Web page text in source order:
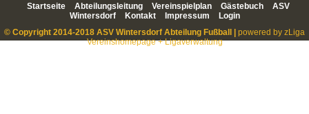
Startseite Abteilungsleitung Vereinspielplan Gästebuch
ASV
Wintersdorf
Kontakt Impressum
Login
© Copyright 2014-2018 ASV Wintersdorf Abteilung Fußball | powered by zLiga
Vereinshomepage + Ligaverwaltung